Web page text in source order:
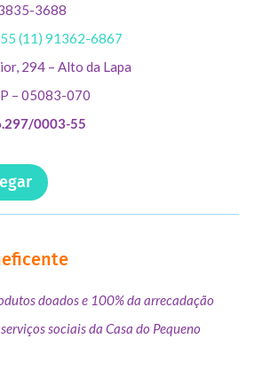
3688
(11) 91362-6867
294 – Alto da Lapa
– 05083-070
0003-55
doados e 100% da arrecadação
sociais da Casa do Pequeno